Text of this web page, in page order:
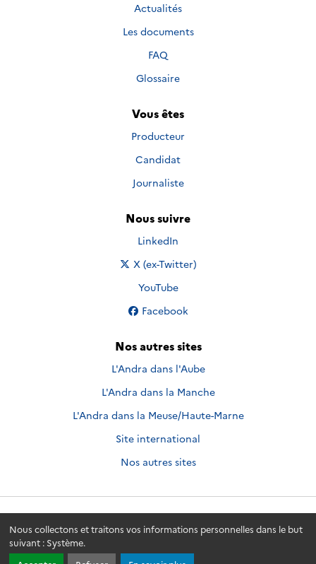
Nous collectons et traitons vos informations personnelles dans le but
suivant : Système.
Actualités
Les documents
FAQ
Glossaire
Vous êtes
Producteur
Candidat
Journaliste
Nous suivre
Nous suivre sur
LinkedIn
Nous suivre sur
X (ex-Twitter)
Nous suivre sur
YouTube
Nous suivre sur
Facebook
Nos autres sites
L'Andra dans l'Aube
L'Andra dans la Manche
L'Andra dans la Meuse/Haute-Marne
Site international
Nos autres sites